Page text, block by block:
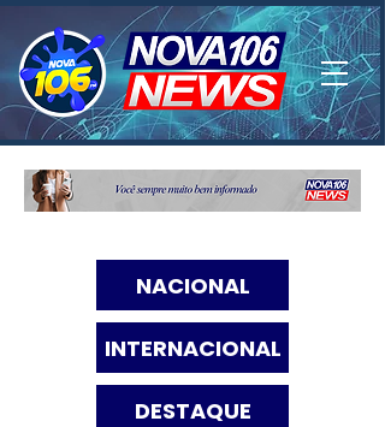
NACIONAL
INTERNACIONAL
DESTAQUE